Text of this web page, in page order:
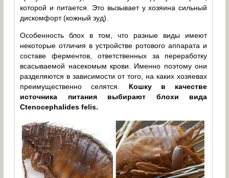
которой и питается. Это вызывает у хозяина сильный
дискомфорт (кожный зуд).
Особенность блох в том, что разные виды имеют
некоторые отличия в устройстве ротового аппарата и
составе ферментов, ответственных за переработку
всасываемой насекомым крови. Именно поэтому они
разделяются в зависимости от того, на каких хозяевах
преимущественно селятся. Кошку в качестве
источника питания выбирают блохи вида
Ctenocephalides felis.